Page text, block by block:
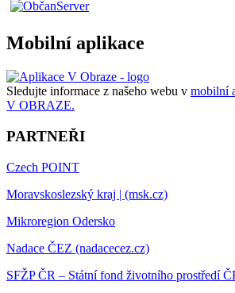
Mobilní aplikace
Sledujte informace z našeho webu v mobilní
V OBRAZE.
PARTNEŘI
Czech POINT
Moravskoslezský kraj | (msk.cz)
Mikroregion Odersko
Nadace ČEZ (nadacecez.cz)
SFŽP ČR – Státní fond životního prostředí